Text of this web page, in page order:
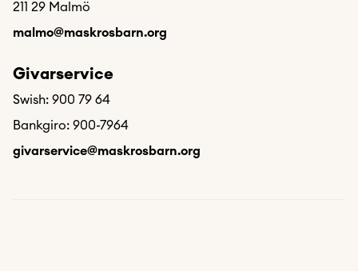
211 29 Malmö
malmo@maskrosbarn.org
Givarservice
Swish: 900 79 64
Bankgiro: 900-7964
givarservice@maskrosbarn.org